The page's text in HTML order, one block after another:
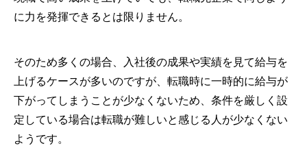
に力を発揮できるとは限りません。
そのため多くの場合、入社後の成果や実績を見て給与を
上げるケースが多いのですが、転職時に一時的に給与が
下がってしまうことが少なくないため、条件を厳しく設
定している場合は転職が難しいと感じる人が少なくない
ようです。